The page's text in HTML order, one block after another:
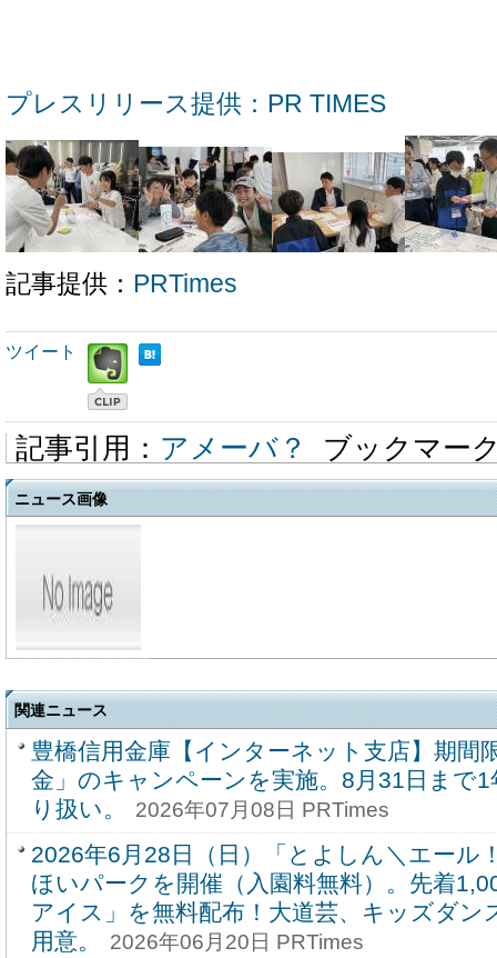
プレスリリース提供：PR TIMES
記事提供： PRTimes
ツイート
記事引用： アメーバ？ ブックマー
ニュース画像
関連ニュース
豊橋信用金庫【インターネット支店】期間
金」のキャンペーンを実施。8月31日まで
り扱い。
2026年07月08日 PRTimes
2026年6月28日（日）「とよしん＼エール
ほいパークを開催（入園料無料）。先着
アイス」を無料配布！大道芸、キッズダン
用意。
2026年06月20日 PRTimes